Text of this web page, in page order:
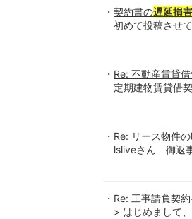
契約書の遅延損
初めて投稿させ
Re: 不動産賃貸
定期建物賃貸借
Re: リース物件
lsliveさん 御返
Re: 工事請負契約
> はじめまして